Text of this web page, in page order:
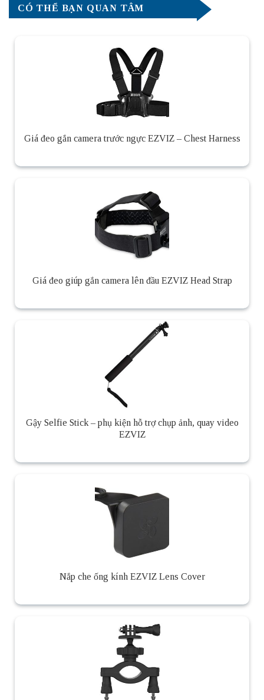
CÓ THỂ BẠN QUAN TÂM
Giá đeo gắn camera trước ngực EZVIZ – Chest Harness
Giá đeo giúp gắn camera lên đầu EZVIZ Head Strap
Gậy Selfie Stick – phụ kiện hỗ trợ chụp ảnh, quay video
EZVIZ
Nắp che ống kính EZVIZ Lens Cover